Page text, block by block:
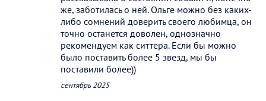
же, заботилась о ней. Ольге можно без каких-
либо сомнений доверить своего любимца, он
точно останется доволен, однозначно
рекомендуем как ситтера. Если бы можно
было поставить более 5 звезд, мы бы
поставили более))
сентябрь 2025